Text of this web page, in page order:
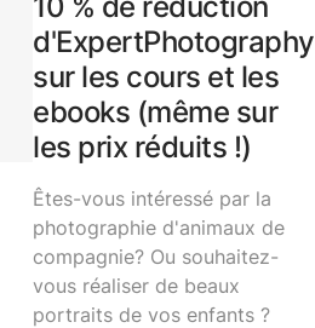
d'ExpertPhotography
sur les cours et les
ebooks (même sur
les prix réduits !)
Êtes-vous intéressé par la
photographie d'animaux de
compagnie? Ou souhaitez-
vous réaliser de beaux
portraits de vos enfants ?